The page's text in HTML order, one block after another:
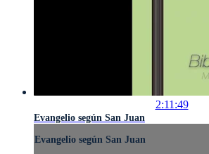
2:11:49
Evangelio según San Juan
Evangelio según San Juan